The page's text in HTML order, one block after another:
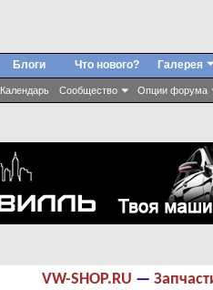
Календарь Сообщество Опции форума
Блоги Что нового? Галерея
VW-SHOP.RU —